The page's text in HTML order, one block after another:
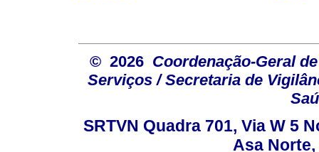
© 2026 Coordenação-Geral
Serviços / Secretaria de
SRTVN Quadra 701, Via W 5
Asa